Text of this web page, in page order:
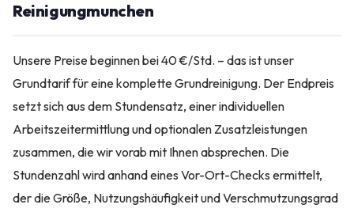
Reinigungmunchen
Unsere Preise beginnen bei 40 €/Std. – das ist unser
Grundtarif für eine komplette Grundreinigung. Der Endpreis
setzt sich aus dem Stundensatz, einer individuellen
Arbeitszeitermittlung und optionalen Zusatzleistungen
zusammen, die wir vorab mit Ihnen absprechen. Die
Stundenzahl wird anhand eines Vor-Ort-Checks ermittelt,
der die Größe, Nutzungshäufigkeit und Verschmutzungsgrad